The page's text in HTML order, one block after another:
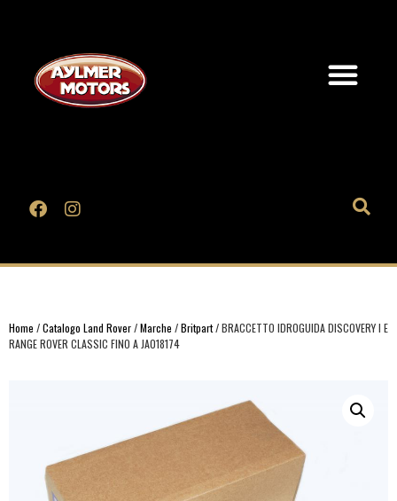
Home /Catalogo Land Rover/Marche /Britpart/ BRACCETTO IDROGUIDA DISCOVERY I E
RANGE ROVER CLASSIC FINO A JA018174